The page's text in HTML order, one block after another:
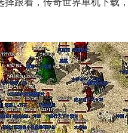
择跟着，传奇世界单机下